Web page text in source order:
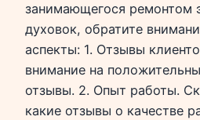
занимающегося ремонтом
духовок, обратите
аспекты: 1. Отзывы
внимание на
отзывы. 2. Опыт работы.
какие отзывы о качестве